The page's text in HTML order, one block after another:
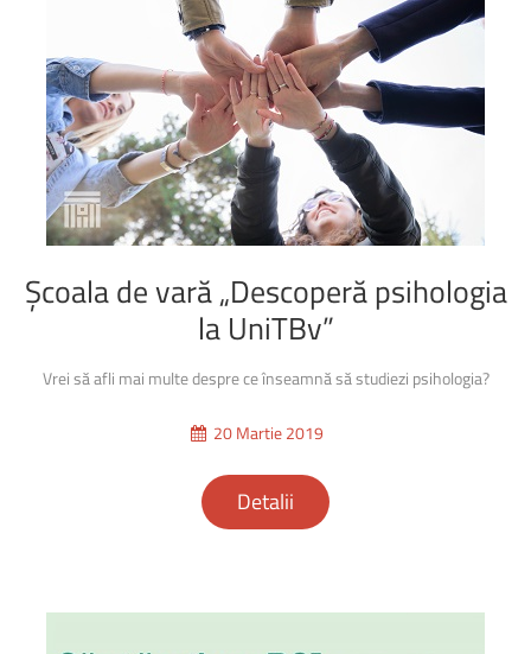
Școaladevară„Descoperăpsihologia
la UniTBv”
Vrei să afli mai multe despre ce înseamnă să studiezi psihologia?
20 Martie 2019
Detalii